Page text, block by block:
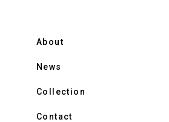
About
News
Collection
Contact